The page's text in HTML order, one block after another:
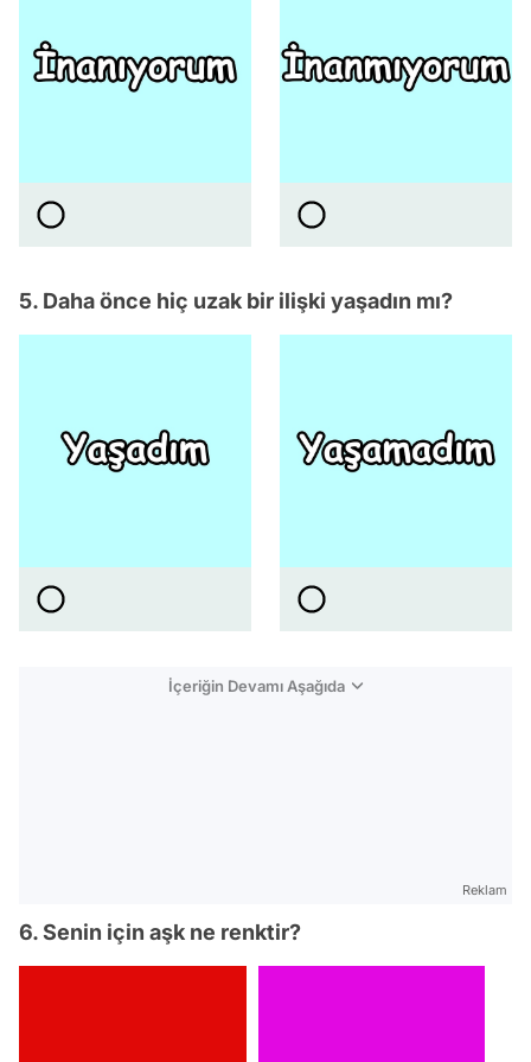
5. Daha önce hiç uzak bir ilişki yaşadın mı?
İçeriğin Devamı Aşağıda
Reklam
6. Senin için aşk ne renktir?